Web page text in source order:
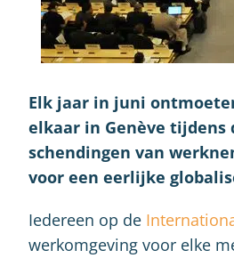
Elk jaar in juni
elkaar in Genève
schendingen van
voor een eerlijke
Iedereen op de
werkomgeving voor elke